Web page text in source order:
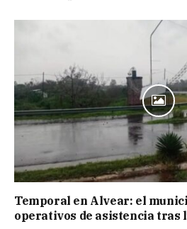
Temporal en Alvear: el
operativos de asistencia tras